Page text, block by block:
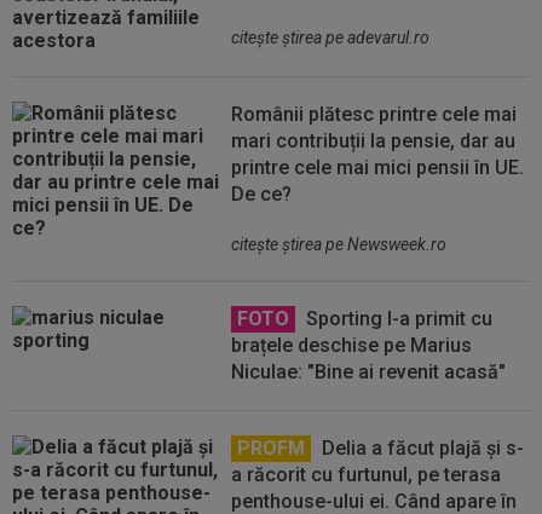
citeşte ştirea pe adevarul.ro
Românii plătesc printre cele mai
mari contribuții la pensie, dar au
printre cele mai mici pensii în UE.
De ce?
citeşte ştirea pe Newsweek.ro
FOTO
Sporting l-a primit cu
brațele deschise pe Marius
Niculae: "Bine ai revenit acasă"
PROFM
Delia a făcut plajă și s-
a răcorit cu furtunul, pe terasa
penthouse-ului ei. Când apare în